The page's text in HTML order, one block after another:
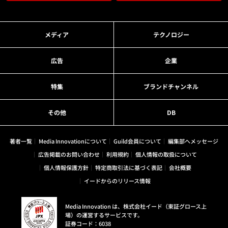
メディア テクノロジー
広告 企業
特集 ブランドチャンネル
その他 DB
著者一覧 Media Innovationについて Guild会員について
編集部へメッセージ
広告掲載のお問い合わせ
利用規約
個人情報の取扱について
個人情報保護方針
特定商取引法に基づく表記
会社概要
イードからのリリース情報
Media Innovation は、株式会社イード（東証グロース上
場）の運営するサービスです。
証券コード：6038